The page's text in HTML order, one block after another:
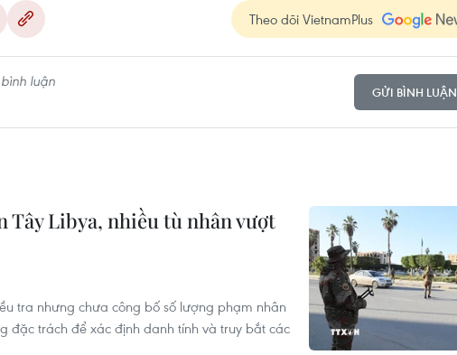
Theo dõi VietnamPlus
GỬI BÌNH LUẬN
Tây Libya, nhiều tù nhân vượt
tra nhưng chưa công bố số lượng phạm nhân
đặc trách để xác định danh tính và truy bắt các